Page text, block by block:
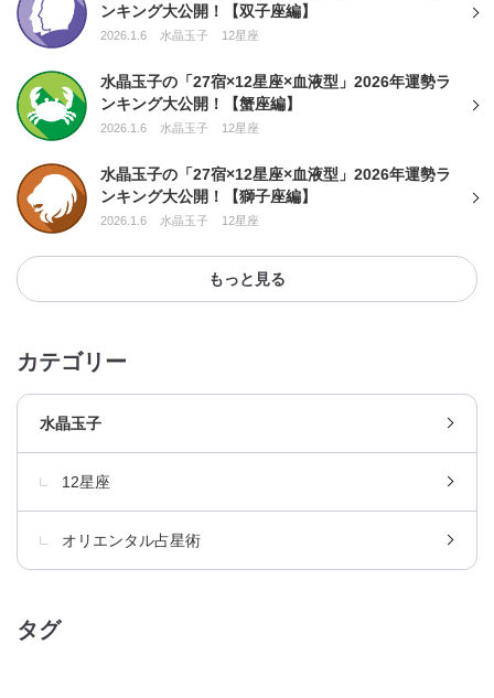
ンキング大公開！【双子座編】
2026.1.6 水晶玉子 12星座
水晶玉子の「27宿×12星座×血液型」2026年運勢ラ
ンキング大公開！【蟹座編】
2026.1.6 水晶玉子 12星座
水晶玉子の「27宿×12星座×血液型」2026年運勢ラ
ンキング大公開！【獅子座編】
2026.1.6 水晶玉子 12星座
もっと見る
カテゴリー
水晶玉子
12星座
オリエンタル占星術
タグ